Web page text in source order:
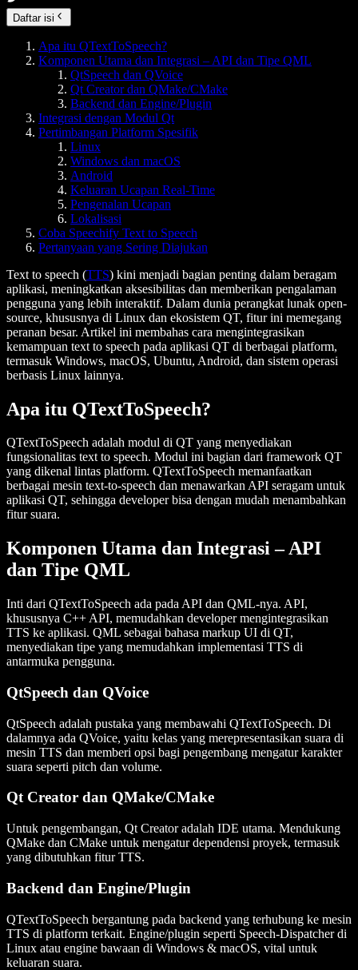
Daftar isi
Apa itu QTextToSpeech?
Komponen Utama dan Integrasi – API dan Tipe QML
QtSpeech dan QVoice
Qt Creator dan QMake/CMake
Backend dan Engine/Plugin
Integrasi dengan Modul Qt
Pertimbangan Platform Spesifik
Linux
Windows dan macOS
Android
Keluaran Ucapan Real-Time
Pengenalan Ucapan
Lokalisasi
Coba Speechify Text to Speech
Pertanyaan yang Sering Diajukan
Text to speech (TTS) kini menjadi bagian penting dalam beragam
aplikasi, meningkatkan aksesibilitas dan memberikan pengalaman
pengguna yang lebih interaktif. Dalam dunia perangkat lunak open-
source, khususnya di Linux dan ekosistem QT, fitur ini memegang
peranan besar. Artikel ini membahas cara mengintegrasikan
kemampuan text to speech pada aplikasi QT di berbagai platform,
termasuk Windows, macOS, Ubuntu, Android, dan sistem operasi
berbasis Linux lainnya.
Apa itu QTextToSpeech?
QTextToSpeech adalah modul di QT yang menyediakan
fungsionalitas text to speech. Modul ini bagian dari framework QT
yang dikenal lintas platform. QTextToSpeech memanfaatkan
berbagai mesin text-to-speech dan menawarkan API seragam untuk
aplikasi QT, sehingga developer bisa dengan mudah menambahkan
fitur suara.
Komponen Utama dan Integrasi – API
dan Tipe QML
Inti dari QTextToSpeech ada pada API dan QML-nya. API,
khususnya C++ API, memudahkan developer mengintegrasikan
TTS ke aplikasi. QML sebagai bahasa markup UI di QT,
menyediakan tipe yang memudahkan implementasi TTS di
antarmuka pengguna.
QtSpeech dan QVoice
QtSpeech adalah pustaka yang membawahi QTextToSpeech. Di
dalamnya ada QVoice, yaitu kelas yang merepresentasikan suara di
mesin TTS dan memberi opsi bagi pengembang mengatur karakter
suara seperti pitch dan volume.
Qt Creator dan QMake/CMake
Untuk pengembangan, Qt Creatoradalah IDE utama. Mendukung
QMake dan CMake untuk mengatur dependensi proyek, termasuk
yang dibutuhkan fitur TTS.
Backend dan Engine/Plugin
QTextToSpeech bergantung pada backend yang terhubung ke mesin
TTS di platform terkait. Engine/plugin seperti Speech-Dispatcherdi
Linux atau engine bawaan di Windows & macOS, vital untuk
keluaran suara.